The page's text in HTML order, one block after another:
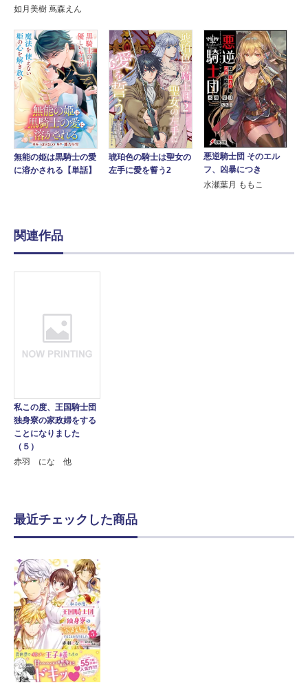
如月美樹 蔦森えん
無能の姫は黒騎士の愛
に溶かされる【単話】
琥珀色の騎士は聖女の
左手に愛を誓う2
悪逆騎士団 そのエル
フ、凶暴につき
水瀬葉月 ももこ
関連作品
私この度、王国騎士団
独身寮の家政婦をする
ことになりました
（５）
赤羽 にな 他
最近チェックした商品